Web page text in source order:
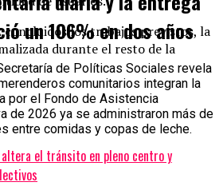
concluidos los trabajos previstos, la
durante el resto de la
el tránsito en pleno centro y
un 106% en dos años
de Políticas Sociales revela
comunitarios integran la
por el Fondo de Asistencia
de 2026 ya se administraron más de
entre comidas y copas de leche.